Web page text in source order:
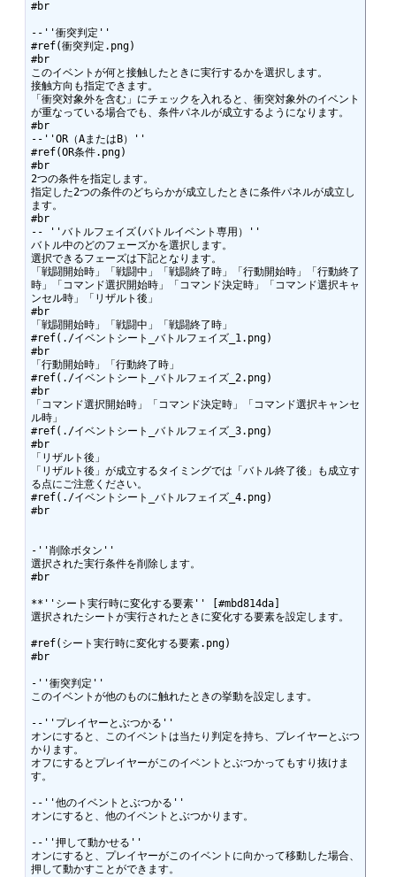
#br
--''衝突判定''
#ref(衝突判定.png)
#br
このイベントが何と接触したときに実行するかを選択します。
接触方向も指定できます。
「衝突対象外を含む」にチェックを入れると、衝突対象外のイベント
が重なっている場合でも、条件パネルが成立するようになります。
#br
--''OR（AまたはB）''
#ref(OR条件.png)
#br
2つの条件を指定します。
指定した2つの条件のどちらかが成立したときに条件パネルが成立し
ます。
#br
-- ''バトルフェイズ(バトルイベント専用）''
バトル中のどのフェーズかを選択します。
選択できるフェーズは下記となります。
「戦闘開始時」「戦闘中」「戦闘終了時」「行動開始時」「行動終了
時」「コマンド選択開始時」「コマンド決定時」「コマンド選択キャ
ンセル時」「リザルト後」
#br
「戦闘開始時」「戦闘中」「戦闘終了時」
#ref(./イベントシート_バトルフェイズ_1.png)
#br
「行動開始時」「行動終了時」
#ref(./イベントシート_バトルフェイズ_2.png)
#br
「コマンド選択開始時」「コマンド決定時」「コマンド選択キャンセ
ル時」
#ref(./イベントシート_バトルフェイズ_3.png)
#br
「リザルト後」
「リザルト後」が成立するタイミングでは「バトル終了後」も成立す
る点にご注意ください。
#ref(./イベントシート_バトルフェイズ_4.png)
#br
-''削除ボタン''
選択された実行条件を削除します。
#br
**''シート実行時に変化する要素'' [#mbd814da]
選択されたシートが実行されたときに変化する要素を設定します。
#ref(シート実行時に変化する要素.png)
#br
-''衝突判定''
このイベントが他のものに触れたときの挙動を設定します。
--''プレイヤーとぶつかる''
オンにすると、このイベントは当たり判定を持ち、プレイヤーとぶつ
かります。
オフにするとプレイヤーがこのイベントとぶつかってもすり抜けま
す。
--''他のイベントとぶつかる''
オンにすると、他のイベントとぶつかります。
--''押して動かせる''
オンにすると、プレイヤーがこのイベントに向かって移動した場合、
押して動かすことができます。